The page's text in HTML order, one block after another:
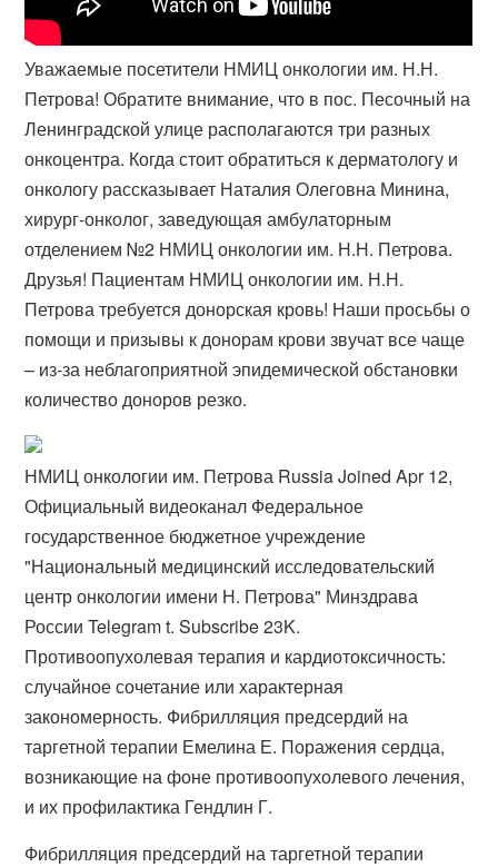
Уважаемые посетители НМИЦ онкологии им. Н.Н.
Петрова! Обратите внимание, что в пос. Песочный на
Ленинградской улице располагаются три разных
онкоцентра. Когда стоит обратиться к дерматологу и
онкологу рассказывает Наталия Олеговна Минина,
хирург-онколог, заведующая амбулаторным
отделением №2 НМИЦ онкологии им. Н.Н. Петрова.
Друзья! Пациентам НМИЦ онкологии им. Н.Н.
Петрова требуется донорская кровь! Наши просьбы о
помощи и призывы к донорам крови звучат все чаще
– из-за неблагоприятной эпидемической обстановки
количество доноров резко.
НМИЦ онкологии им. Петрова Russia Joined Apr 12,
Официальный видеоканал Федеральное
государственное бюджетное учреждение
"Национальный медицинский исследовательский
центр онкологии имени Н. Петрова" Минздрава
России Telegram t. Subscribe 23K.
Противоопухолевая терапия и кардиотоксичность:
случайное сочетание или характерная
закономерность. Фибрилляция предсердий на
таргетной терапии Емелина Е. Поражения сердца,
возникающие на фоне противоопухолевого лечения,
и их профилактика Гендлин Г.
Фибрилляция предсердий на таргетной терапии